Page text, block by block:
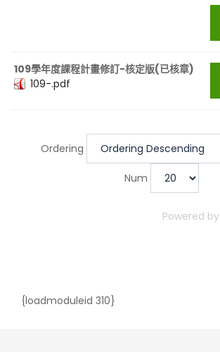
109學年度課程計畫修訂-核定版(已核章)
109-.pdf
Ordering
Num
Powered by
{loadmoduleid 310}